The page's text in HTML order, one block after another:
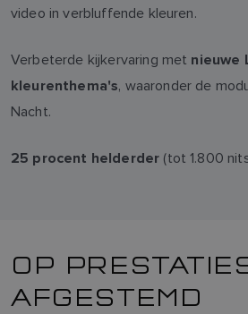
video in verbluffende kleuren.
Verbeterde kijkervaring met nieuwe
kleurenthema's, waaronder de
Nacht.
25 procent helderder (tot 1.800
OP
AFGESTEMD